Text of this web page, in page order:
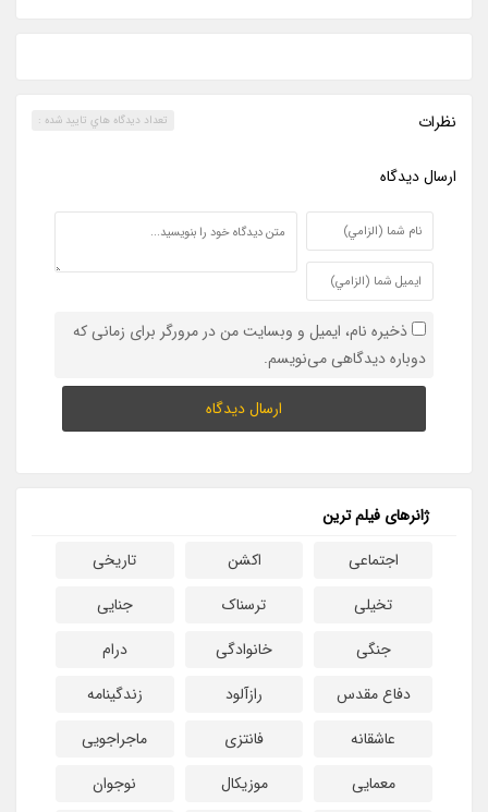
نظرات تعداد ديدگاه هاي تاييد شده :
ارسال ديدگاه
ذخیره نام، ایمیل و وبسایت من در مرورگر برای زمانی که
دوباره دیدگاهی می‌نویسم.
ژانرهای فیلم ترین
اجتماعی
اکشن
تاریخی
تخیلی
ترسناک
جنایی
جنگی
خانوادگی
درام
دفاع مقدس
رازآلود
زندگینامه
عاشقانه
فانتزی
ماجراجویی
معمایی
موزیکال نوجوان